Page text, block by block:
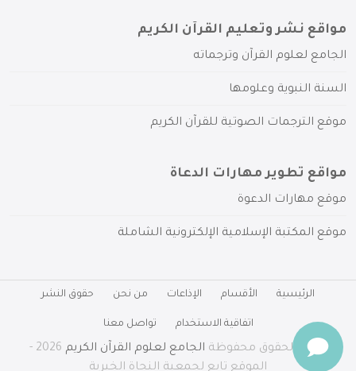
مواقع نشر وتعليم القرآن الكريم
الجامع لعلوم القرآن وترجماته
السنة النبوية وعلومها
موقع الترجمات الصوتية للقرآن الكريم
مواقع تطوير مهارات الدعاة
موقع مهارات الدعوة
موقع المكتبة الإسلامية الإلكترونية الشاملة
الرئيسية الأقسام الإذاعات من نحن حقوق النشر
اتفاقية الاستخدام تواصل معنا
جميع الحقوق محفوظة الجامع لعلوم القرآن الكريم
2026 -
الموقع تابع لجمعية النجاة الخيرية